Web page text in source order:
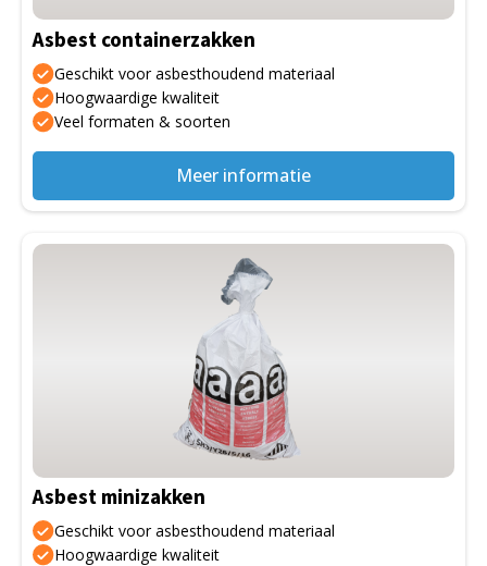
Asbest containerzakken
Geschikt voor asbesthoudend materiaal
Hoogwaardige kwaliteit
Veel formaten & soorten
Meer informatie
Asbest minizakken
Geschikt voor asbesthoudend materiaal
Hoogwaardige kwaliteit